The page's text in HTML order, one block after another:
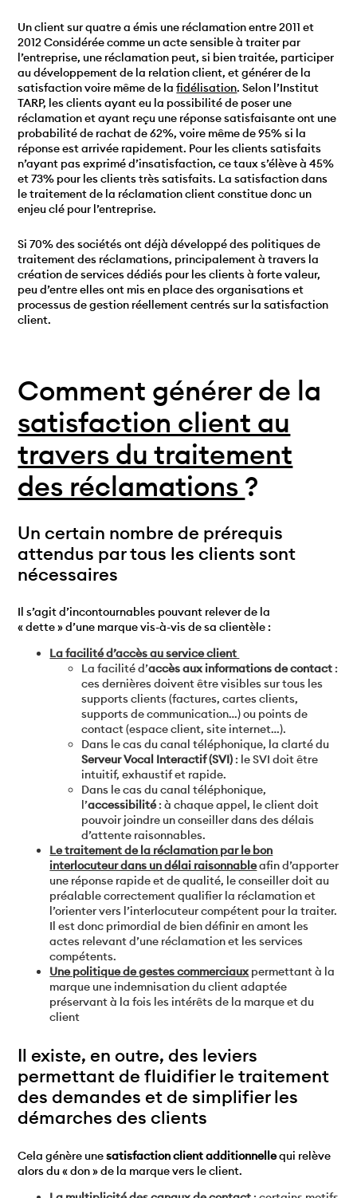
Un client sur quatre a émis une réclamation entre 2011 et
2012Considérée comme un acte sensible à traiter par
l’entreprise, une réclamation peut, si bien traitée, participer
au développement de la relation client, et générer de la
satisfaction voire même de lafidélisation. Selon l’Institut
TARP, les clients ayant eu la possibilité de poser une
réclamation et ayant reçu une réponse satisfaisante ont une
probabilité de rachat de 62%, voire même de 95% si la
réponse est arrivée rapidement. Pour les clients satisfaits
n’ayant pas exprimé d’insatisfaction, ce taux s’élève à 45%
et 73% pour les clients très satisfaits. La satisfaction dans
le traitement de la réclamation client constitue donc un
enjeu clé pour l’entreprise.
Si 70% des sociétés ont déjà développé des politiques de
traitement des réclamations, principalement à travers la
création de services dédiés pour les clients à forte valeur,
peu d’entre elles ont mis en place des organisations et
processus de gestion réellement centrés sur la satisfaction
client.
Comment générer de la
satisfaction client au
travers du traitement
des réclamations ?
Un certain nombre de prérequis
attendus par tous les clients sont
nécessaires
Il s’agit d’incontournables pouvant relever de la
« dette » d’une marque vis-à-vis de sa clientèle :
La facilité d’accès au service client
La facilité d’accès aux informations de contact :
ces dernières doivent être visibles sur tous les
supports clients (factures, cartes clients,
supports de communication…) ou points de
contact (espace client, site internet…).
Dans le cas du canal téléphonique, la clarté du
Serveur Vocal Interactif (SVI) : le SVI doit être
intuitif, exhaustif et rapide.
Dans le cas du canal téléphonique,
l’accessibilité: à chaque appel, le client doit
pouvoir joindre un conseiller dans des délais
d’attente raisonnables.
Le traitement de la réclamation par le bon
interlocuteur dans un délai raisonnableafin d’apporter
une réponse rapide et de qualité, le conseiller doit au
préalable correctement qualifier la réclamation et
l’orienter vers l’interlocuteur compétent pour la traiter.
Il est donc primordial de bien définir en amont les
actes relevant d’une réclamation et les services
compétents.
Une politique de gestes commerciauxpermettant à la
marque une indemnisation du client adaptée
préservant à la fois les intérêts de la marque et du
client
Il existe, en outre, des leviers
permettant de fluidifier le traitement
des demandes et de simplifier les
démarches des clients
Cela génère unesatisfaction client additionnellequi relève
alors du « don » de la marque vers le client.